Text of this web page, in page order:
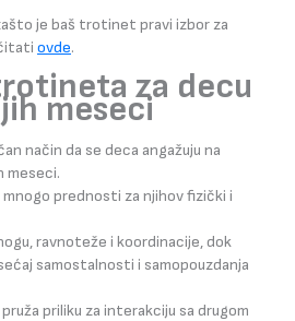
je baš trotinet pravi izbor za
ovde.
za decu
meseci
način da se deca angažuju na
meseci.
mnogo prednosti za njihov fizički i
ravnoteže i koordinacije, dok
samostalnosti i samopouzdanja
priliku za interakciju sa drugom